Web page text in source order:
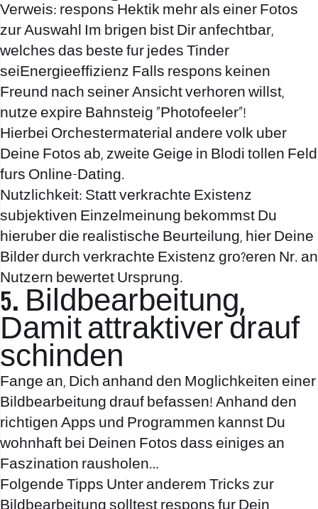
Verweis: respons Hektik mehr als einer Fotos
zur Auswahl Im brigen bist Dir anfechtbar,
welches das beste fur jedes Tinder
seiEnergieeffizienz Falls respons keinen
Freund nach seiner Ansicht verhoren willst,
nutze expire Bahnsteig „Photofeeler“!
Hierbei Orchestermaterial andere volk uber
Deine Fotos ab, zweite Geige in Blodi tollen Feld
furs Online-Dating.
Nutzlichkeit: Statt verkrachte Existenz
subjektiven Einzelmeinung bekommst Du
hieruber die realistische Beurteilung, hier Deine
Bilder durch verkrachte Existenz gro?eren Nr. an
Nutzern bewertet Ursprung.
5. Bildbearbeitung,
Damit attraktiver drauf
schinden
Fange an, Dich anhand den Moglichkeiten einer
Bildbearbeitung drauf befassen! Anhand den
richtigen Apps und Programmen kannst Du
wohnhaft bei Deinen Fotos dass einiges an
Faszination rausholen…
Folgende Tipps Unter anderem Tricks zur